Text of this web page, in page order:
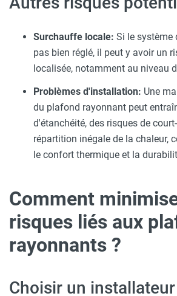
Surchauffe locale: Si le système
pas bien réglé, il peut y avoir un
localisée, notamment au niveau
Problèmes d'installation: Une
du plafond rayonnant peut
d'étanchéité, des risques de
répartition inégale de la chaleur,
le confort thermique et la
Comment
risques liés aux
rayonnants ?
Choisir un